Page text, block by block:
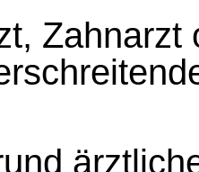
Zahnarzt